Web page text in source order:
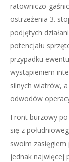
ratowniczo-
ostrzeżenia 3.
podjętych
potencjału
przypadku
wystąpieniem
silnych wiatrów,
odwodów
Front burzowy
się z
swoim zasięgiem
jednak najwięcej